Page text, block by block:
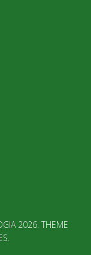
2026. THEME
.